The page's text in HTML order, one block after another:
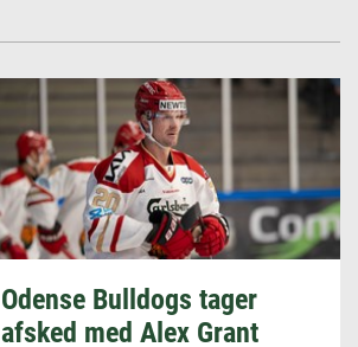
Odense Bulldogs tager
afsked med Alex Grant